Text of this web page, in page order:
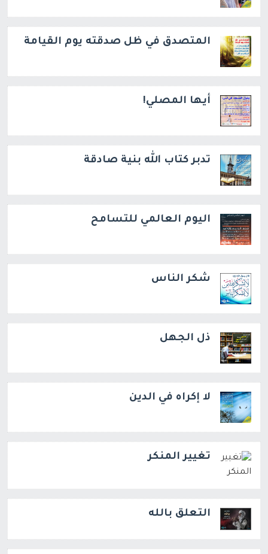
المتصدق في ظل صدقته يوم القيامة
أيها المصلي!
تدبر كتاب الله بنية صادقة
اليوم العالمي للتسامح
شكر الناس
ذل الجهل
لا إكراه في الدين
تغيير المنكر
التعلق بالله